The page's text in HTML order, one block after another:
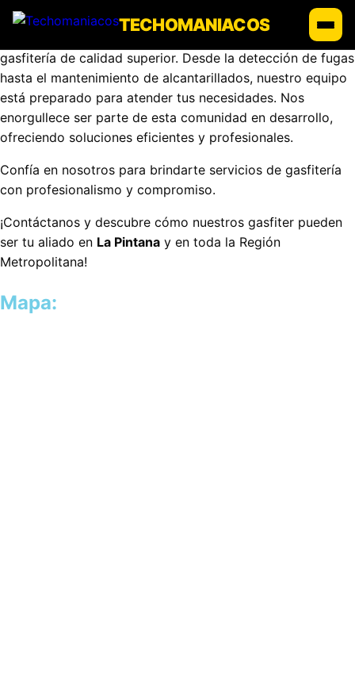
TECHOMANIACOS
Gasfiter en La Pintana llega a La Pintana con servicios de
gasfitería de calidad superior. Desde la detección de fugas
hasta el mantenimiento de alcantarillados, nuestro equipo
está preparado para atender tus necesidades. Nos
enorgullece ser parte de esta comunidad en desarrollo,
ofreciendo soluciones eficientes y profesionales.
Confía en nosotros para brindarte servicios de gasfitería
con profesionalismo y compromiso.
¡Contáctanos y descubre cómo nuestros gasfiter pueden
ser tu aliado en La Pintana y en toda la Región
Metropolitana!
Mapa: